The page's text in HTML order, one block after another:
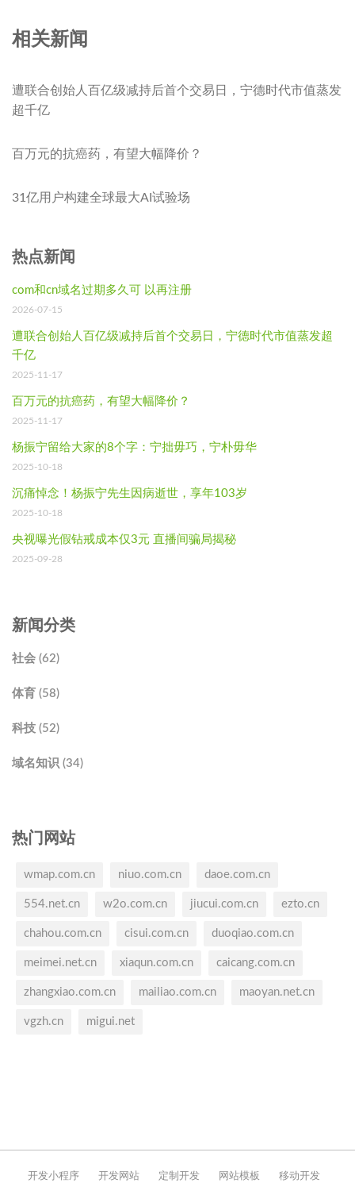
相关新闻
遭联合创始人百亿级减持后首个交易日，宁德时代市值蒸发
超千亿
百万元的抗癌药，有望大幅降价？
31亿用户构建全球最大AI试验场
热点新闻
com和cn域名过期多久可 以再注册
2026-07-15
遭联合创始人百亿级减持后首个交易日，宁德时代市值蒸发超
千亿
2025-11-17
百万元的抗癌药，有望大幅降价？
2025-11-17
杨振宁留给大家的8个字：宁拙毋巧，宁朴毋华
2025-10-18
沉痛悼念！杨振宁先生因病逝世，享年103岁
2025-10-18
央视曝光假钻戒成本仅3元 直播间骗局揭秘
2025-09-28
新闻分类
社会 (62)
体育 (58)
科技 (52)
域名知识 (34)
热门网站
wmap.com.cn niuo.com.cn daoe.com.cn
554.net.cn w2o.com.cn jiucui.com.cn ezto.cn
chahou.com.cn cisui.com.cn duoqiao.com.cn
meimei.net.cn xiaqun.com.cn caicang.com.cn
zhangxiao.com.cn mailiao.com.cn maoyan.net.cn
vgzh.cn migui.net
开发小程序 开发网站 定制开发 网站模板 移动开发